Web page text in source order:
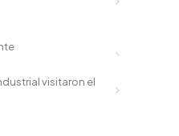
visitaron el